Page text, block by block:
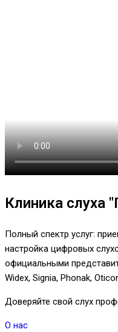
Клиника слуха
Полный спектр услуг:
настройка цифровых
официальными
Widex, Signia, Phonak,
Доверяйте свой слух
О нас